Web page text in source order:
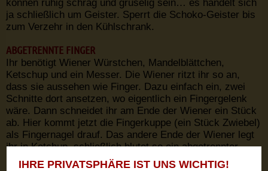
IHRE PRIVATSPHÄRE IST UNS WICHTIG!
können ruhig schräg und gruselig sein… es handelt sich
ja schließlich um Geister. Sperrt die Schoko-Geister bis
zum Verzehr in den Kühlschrank.
ABGETRENNTE FINGER
Ihr benötigt Wiener Würstchen, Mandelblättchen,
Ketschup und ein Messer. Die Wiener ritzt ihr so an,
dass sie aussehen wie Finger. Dazu einfach ein, zwei
Schnitte dort ansetzen, wo eigentlich ein Fingergelenk
wäre. Dann schneidet ihr am Ende der Wiener ein Stück
ab. Hier kommt jetzt die Fingerkuppe (ein Stück Zwiebel)
als Fingernagel drauf. Das andere Ende der Wiener legt
ihr in Ketchup, schließlich blutet so ein abgetrennter
Finger ordentlich.